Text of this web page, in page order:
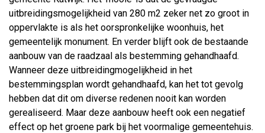
uitbreidingsmogelijkheid van 280 m2 zeker net zo groot in
oppervlakte is als het oorspronkelijke woonhuis, het
gemeentelijk monument. En verder blijft ook de bestaande
aanbouw van de raadzaal als bestemming gehandhaafd.
Wanneer deze uitbreidingmogelijkheid in het
bestemmingsplan wordt gehandhaafd, kan het tot gevolg
hebben dat dit om diverse redenen nooit kan worden
gerealiseerd. Maar deze aanbouw heeft ook een negatief
effect op het groene park bij het voormalige gemeentehuis.